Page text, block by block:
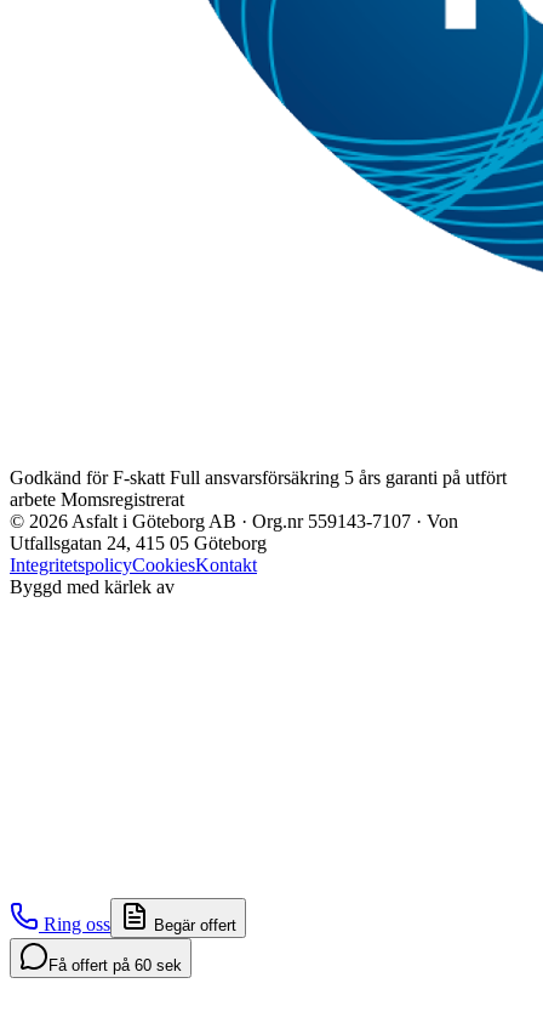
Godkänd för F-skatt Full ansvarsförsäkring 5 års garanti på utfört
arbete Momsregistrerat
© 2026 Asfalt i Göteborg AB · Org.nr 559143-7107 · Von
Utfallsgatan 24, 415 05 Göteborg
IntegritetspolicyCookiesKontakt
Byggd med kärlek av
Ring oss Begär offert
Få offert på 60 sek